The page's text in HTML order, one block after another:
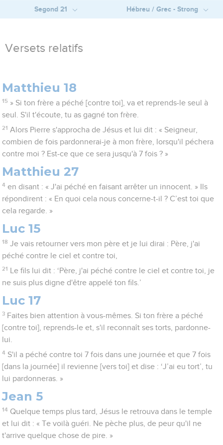
Segond 21 Hébreu / Grec - Strong
Versets relatifs
Matthieu 18
15 » Si ton frère a péché [contre toi], va et reprends-le seul à
seul. S'il t'écoute, tu as gagné ton frère.
21 Alors Pierre s'approcha de Jésus et lui dit : « Seigneur,
combien de fois pardonnerai-je à mon frère, lorsqu'il péchera
contre moi ? Est-ce que ce sera jusqu'à 7 fois ? »
Matthieu 27
4 en disant : « J'ai péché en faisant arrêter un innocent. » Ils
répondirent : « En quoi cela nous concerne-t-il ? C’est toi que
cela regarde. »
Luc 15
18 Je vais retourner vers mon père et je lui dirai : Père, j'ai
péché contre le ciel et contre toi,
21
Le fils lui dit : ‘Père, j'ai péché contre le ciel et contre toi, je
ne suis plus digne d'être appelé ton fils.’
Luc 17
3 Faites bien attention à vous-mêmes. Si ton frère a péché
[contre toi], reprends-le et, s'il reconnaît ses torts, pardonne-
lui.
4 S'il a péché contre toi 7 fois dans une journée et que 7 fois
[dans la journée] il revienne [vers toi] et dise : ‘J’ai eu tort’, tu
lui pardonneras. »
Jean 5
14 Quelque temps plus tard, Jésus le retrouva dans le temple
et lui dit : « Te voilà guéri. Ne pèche plus, de peur qu'il ne
t'arrive quelque chose de pire. »